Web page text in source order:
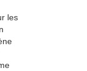
les